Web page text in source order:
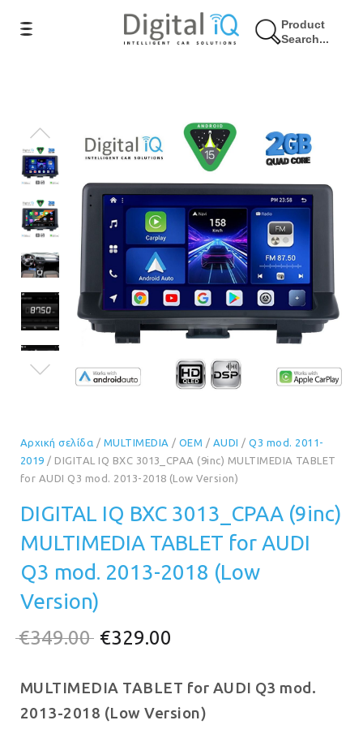
Product
Search...
6% Έκπτωση
Αρχική σελίδα / MULTIMEDIA / OEM / AUDI /Q3 mod. 2011-
2019 / DIGITAL IQ BXC 3013_CPAA (9inc) MULTIMEDIA TABLET
for AUDI Q3 mod. 2013-2018 (Low Version)
DIGITAL IQ BXC 3013_CPAA (9inc)
MULTIMEDIA TABLET for AUDI
Q3 mod. 2013-2018 (Low
Version)
€349.00 Original
was:
€349.00.
€329.00
τιμή
είναι:
MULTIMEDIA TABLET for AUDI Q3 mod.
2013-2018 (Low Version)